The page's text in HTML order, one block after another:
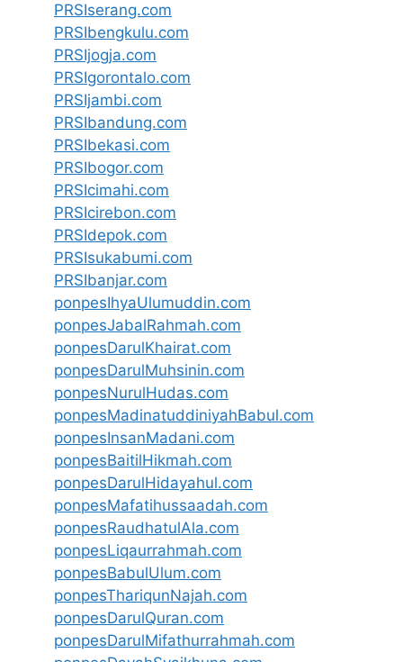
PRSIserang.com
PRSIbengkulu.com
PRSIjogja.com
PRSIgorontalo.com
PRSIjambi.com
PRSIbandung.com
PRSIbekasi.com
PRSIbogor.com
PRSIcimahi.com
PRSIcirebon.com
PRSIdepok.com
PRSIsukabumi.com
PRSIbanjar.com
ponpesIhyaUlumuddin.com
ponpesJabalRahmah.com
ponpesDarulKhairat.com
ponpesDarulMuhsinin.com
ponpesNurulHudas.com
ponpesMadinatuddiniyahBabul.com
ponpesInsanMadani.com
ponpesBaitilHikmah.com
ponpesDarulHidayahul.com
ponpesMafatihussaadah.com
ponpesRaudhatulAla.com
ponpesLiqaurrahmah.com
ponpesBabulUlum.com
ponpesThariqunNajah.com
ponpesDarulQuran.com
ponpesDarulMifathurrahmah.com